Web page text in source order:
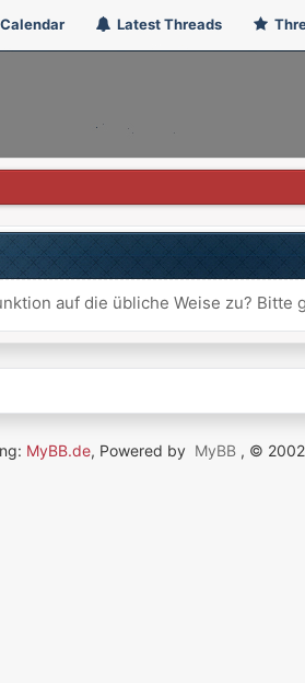
Calendar Latest Threads
auf die übliche Weise zu?
MyBB.de, Powered by MyBB , ©